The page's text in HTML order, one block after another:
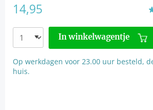
14,95
In winkelwagentje
Op werkdagen voor 23.00 uur besteld,
huis.